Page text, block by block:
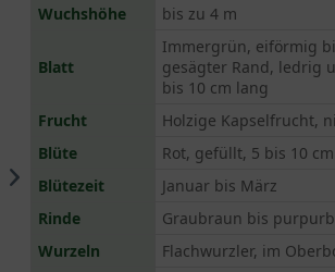
Wuchshöhe
bis zu 4 m
Blatt
Immergrün, eiförmig
gesägter Rand, ledrig
bis 10 cm lang
Frucht
Holzige Kapselfrucht,
Blüte
Rot, gefüllt, 5 bis 10
Blütezeit
Januar bis März
Rinde
Graubraun bis
Wurzeln
Flachwurzler, im